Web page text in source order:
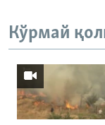
Кўрмай